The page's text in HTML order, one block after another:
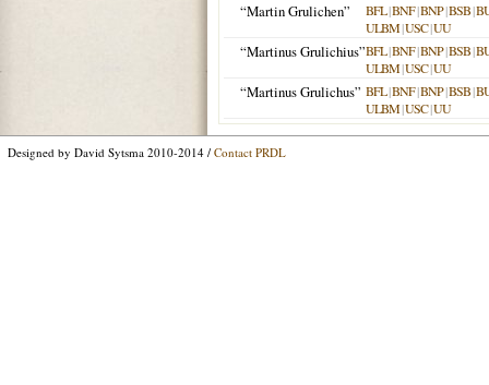
“Martin Grulichen” BFL|BNF|BNP|BSB|
ULBM|USC|UU
“Martinus Grulichius”BFL|BNF|BNP|BSB|
ULBM|USC|UU
“Martinus Grulichus” BFL|BNF|BNP|BSB|
ULBM|USC|UU
Designed by David Sytsma 2010-2014 / Contact PRDL